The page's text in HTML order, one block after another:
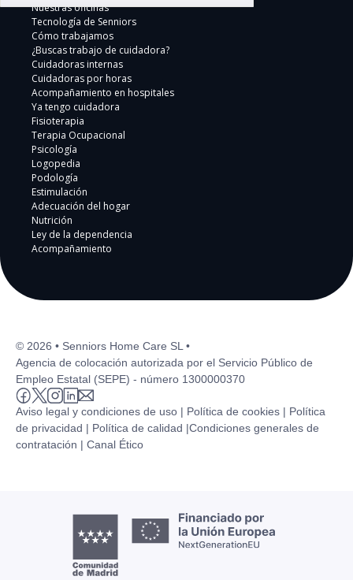
Nuestras oficinas
Tecnología de Senniors
Cómo trabajamos
¿Buscas trabajo de cuidadora?
Cuidadoras internas
Cuidadoras por horas
Acompañamiento en hospitales
Ya tengo cuidadora
Fisioterapia
Terapia Ocupacional
Psicología
Logopedia
Podología
Estimulación
Adecuación del hogar
Nutrición
Ley de la dependencia
Acompañamiento
© 2026 • Senniors Home Care SL •
Agencia de colocación autorizada por el Servicio Público de
Empleo Estatal (SEPE) - número 1300000370
Aviso legal y condiciones de uso | Política de cookies | Política
de privacidad | Política de calidad |Condiciones generales de
contratación | Canal Ético